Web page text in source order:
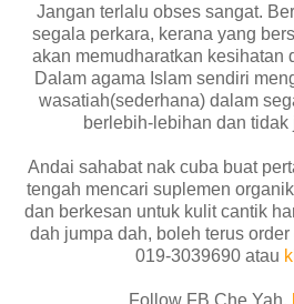
Jangan terlalu obses sangat.
segala perkara, kerana yang
akan memudharatkan kesihatan
Dalam agama Islam sendiri
wasatiah(sederhana) dalam
berlebih-lebihan dan tidak
Andai sahabat nak cuba buat
tengah mencari suplemen
dan berkesan untuk kulit cantik
dah jumpa dah, boleh terus
019-3039690 atau
Follow FB Che Yah,